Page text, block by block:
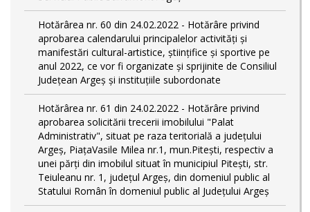
Hotărârea nr. 60 din 24.02.2022 - Hotărâre privind
aprobarea calendarului principalelor activități și
manifestări cultural-artistice, științifice și sportive pe
anul 2022, ce vor fi organizate și sprijinite de Consiliul
Județean Argeș și instituțiile subordonate
Hotărârea nr. 61 din 24.02.2022 - Hotărâre privind
aprobarea solicitării trecerii imobilului "Palat
Administrativ", situat pe raza teritorială a județului
Argeș, PiațaVasile Milea nr.1, mun.Pitești, respectiv a
unei părți din imobilul situat în municipiul Piteşti, str.
Teiuleanu nr. 1, judeţul Argeş, din domeniul public al
Statului Român în domeniul public al Județului Argeș